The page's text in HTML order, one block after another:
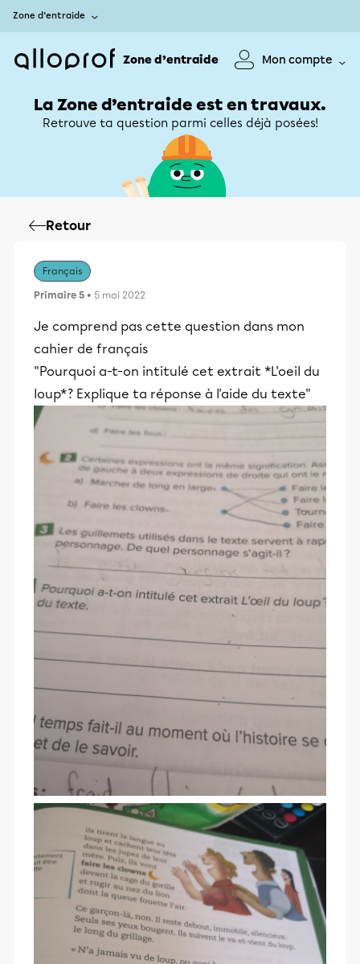
Zone d’entraide
Zone d’entraide Mon compte
La Zone d’entraide est en travaux.
Retrouve ta question parmi celles déjà posées!
Retour
Français
Primaire 5 • 5 mai 2022
Je comprend pas cette question dans mon
cahier de français
"Pourquoi a-t-on intitulé cet extrait *L'oeil du
loup*? Explique ta réponse à l'aide du texte"